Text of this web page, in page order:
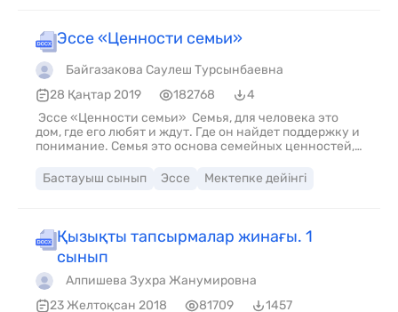
Эссе «Ценности семьи»
Байгазакова Саулеш Турсынбаевна
28 Қаңтар 2019
182768
4
Эссе «Ценности семьи» Семья, для человека это
дом, где его любят и ждут. Где он найдет поддержку и
понимание. Семья это основа семейных ценностей,
из членов семьи, все: и старые и молодые, должны
знать и помнить, что семья-союз, и он невозможен
праздникам и датам, но и просто вместе гуляют,
ходят в гости. Старшее поколение передает младшим
истории своих «фамилий». Рассказывают,
рассматривая фотографии, семейные предания, не
забывая про веселые, шуточные байки о
родственниках. Все это не только сплачивает семью,
Бастауыш сынып Эссе Мектепке дейінгі
Қызықты тапсырмалар жинағы. 1
сынып
Алпишева Зухра Жанумировна
23 Желтоқсан 2018
81709
1457